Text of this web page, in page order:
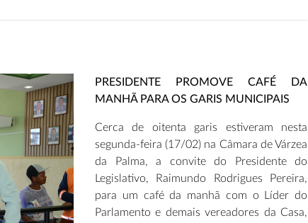
PRESIDENTE PROMOVE CAFÉ DA
MANHÃ PARA OS GARIS MUNICIPAIS
Cerca de oitenta garis estiveram nesta
segunda-feira (17/02) na Câmara de Várzea
da Palma, a convite do Presidente do
Legislativo, Raimundo Rodrigues Pereira,
para um café da manhã com o Líder do
Parlamento e demais vereadores da Casa,